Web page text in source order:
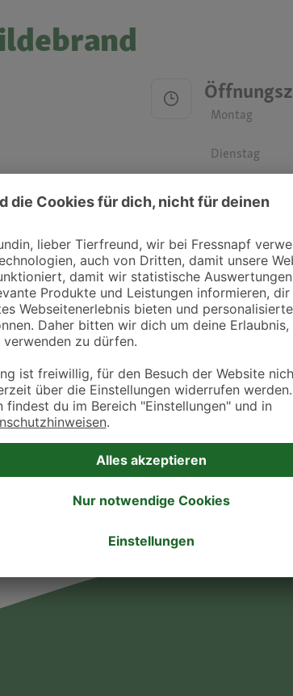
Montag
Dienstag
Mittwoch
Freitag
Samstag
Sonntag
Kliniken in deiner Nähe übersichtlich anzuzeigen. Über
Bitte wende dich hierfür direkt an die jeweilige Praxis
Tierarztsuche als Praxis gelistet werden oder Ihre Daten